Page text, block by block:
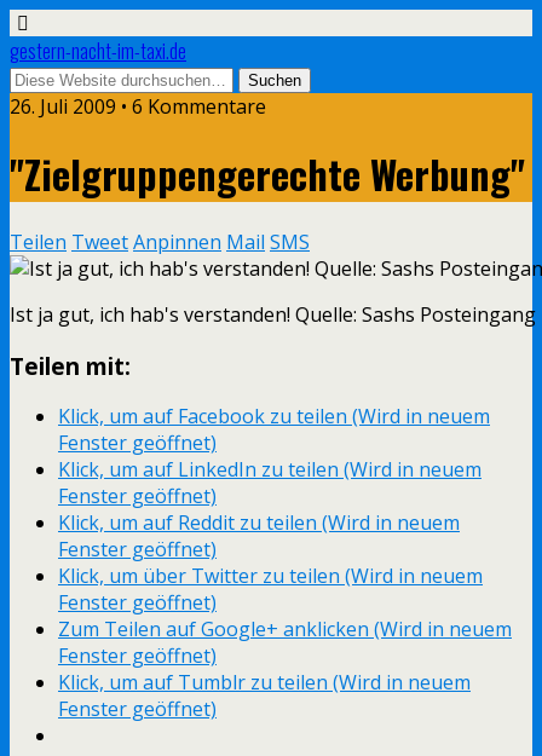
gestern-nacht-im-taxi.de
26. Juli 2009 • 6 Kommentare
"Zielgruppengerechte Werbung"
Teilen TweetAnpinnen Mail SMS
Ist ja gut, ich hab's verstanden! Quelle: Sashs Posteingang
Teilen mit:
Klick, um auf Facebook zu teilen (Wird in neuem
Fenster geöffnet)
Klick, um auf LinkedIn zu teilen (Wird in neuem
Fenster geöffnet)
Klick, um auf Reddit zu teilen (Wird in neuem
Fenster geöffnet)
Klick, um über Twitter zu teilen (Wird in neuem
Fenster geöffnet)
Zum Teilen auf Google+ anklicken (Wird in neuem
Fenster geöffnet)
Klick, um auf Tumblr zu teilen (Wird in neuem
Fenster geöffnet)